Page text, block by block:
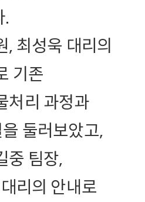
.
, 최성욱 대리의
기존
처리 과정과
둘러보았고,
중 팀장,
리의 안내로